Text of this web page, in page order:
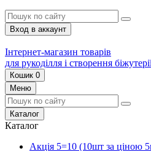
Вход в аккаунт
Інтернет-магазин товарів
для рукоділля і створення
Кошик 0
Меню
Каталог
Каталог
Акція 5=10 (10шт за ціною